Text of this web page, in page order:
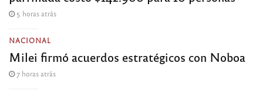
5 horas atrás
NACIONAL
Milei firmó acuerdos estratégicos con Noboa
7 horas atrás